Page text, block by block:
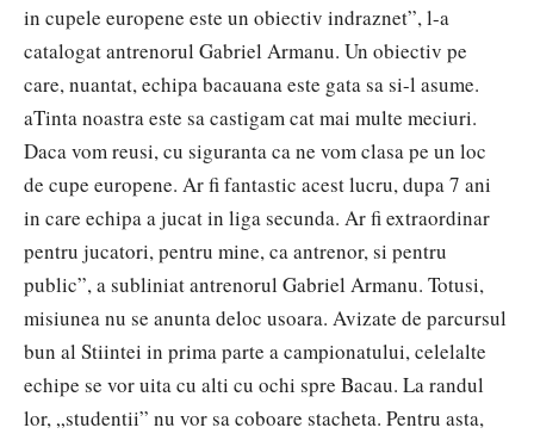
in cupele europene este un obiectiv indraznet”, l-a
catalogat antrenorul Gabriel Armanu. Un obiectiv pe
care, nuantat, echipa bacauana este gata sa si-l asume.
aTinta noastra este sa castigam cat mai multe meciuri.
Daca vom reusi, cu siguranta ca ne vom clasa pe un loc
de cupe europene. Ar fi fantastic acest lucru, dupa 7 ani
in care echipa a jucat in liga secunda. Ar fi extraordinar
pentru jucatori, pentru mine, ca antrenor, si pentru
public”, a subliniat antrenorul Gabriel Armanu. Totusi,
misiunea nu se anunta deloc usoara. Avizate de parcursul
bun al Stiintei in prima parte a campionatului, celelalte
echipe se vor uita cu alti cu ochi spre Bacau. La randul
lor, „studentii” nu vor sa coboare stacheta. Pentru asta,